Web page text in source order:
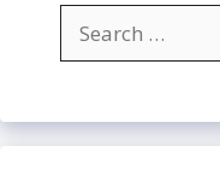
Search
for: